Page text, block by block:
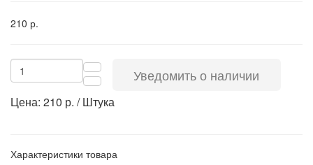
210 р.
Уведомить о наличии
Цена: 210 р. / Штука
Характеристики товара